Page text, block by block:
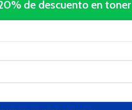
de descuento en